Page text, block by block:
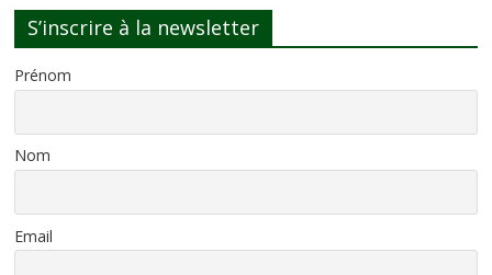
S’inscrire à la newsletter
Prénom
Nom
Email